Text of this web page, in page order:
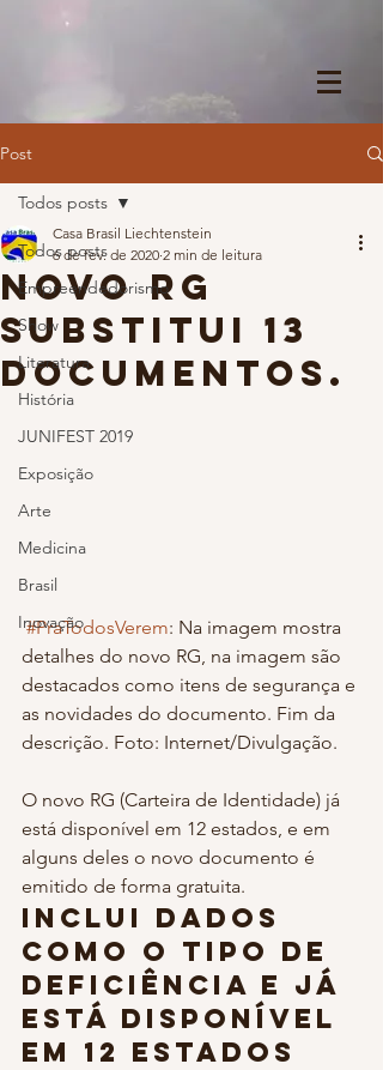
Post
Todos posts
Empreendedorismo
Show
Literatura
História
JUNIFEST 2019
Exposição
Arte
Medicina
Brasil
Inovação
Todos posts
Novo RG
substitui 13
documentos.
Casa Brasil Liechtenstein
6 de fev. de 2020 2 min de leitura
#PraTodosVerem: Na imagem mostra
detalhes do novo RG, na imagem são
destacados como itens de segurança e
as novidades do documento. Fim da
descrição. Foto: Internet/Divulgação.
O novo RG (Carteira de Identidade) já
está disponível em 12 estados, e em
alguns deles o novo documento é
emitido de forma gratuita.
inclui dados
como o tipo de
deficiência e já
está disponível
em 12 estados